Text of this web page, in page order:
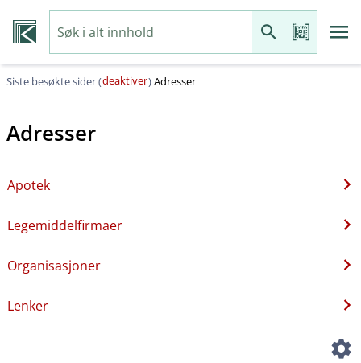
Siste besøkte sider (deaktiver)Adresser
Adresser
Apotek
Legemiddelfirmaer
Organisasjoner
Lenker